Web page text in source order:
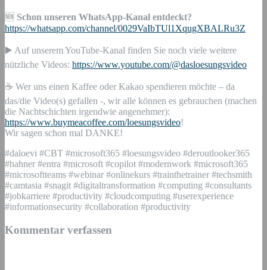
🆕 Schon unseren WhatsApp-Kanal entdeckt?
https://whatsapp.com/channel/0029VaIbTUl1XqugXBALRu3Z
▶️ Auf unserem YouTube-Kanal finden Sie noch viele weitere
nützliche Videos: https://www.youtube.com/@dasloesungsvideo
☕ Wer uns einen Kaffee oder Kakao spendieren möchte – da
das/die Video(s) gefallen -, wir alle können es gebrauchen (machen
die Nachtschichten irgendwie angenehmer):
https://www.buymeacoffee.com/loesungsvideo!
Wir sagen schon mal DANKE!
#daloevi #CBT #microsoft365 #loesungsvideo #deroutlooker365
#hahner #entra #microsoft #copilot #modernwork #microsoft365
#microsoftteams #webinar #onlinekurs #trainthetrainer #techsmith
#camtasia #snagit #digitaltransformation #computing #consultants
#jobkarriere #productivity #cloudcomputing #userexperience
#informationsecurity #collaboration #productivity
Kommentar verfassen